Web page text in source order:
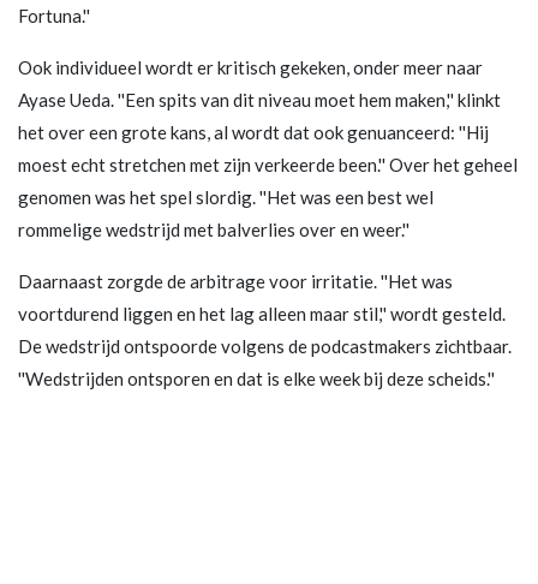
Fortuna.''
Ook individueel wordt er kritisch gekeken, onder meer naar
Ayase Ueda. ''Een spits van dit niveau moet hem maken,'' klinkt
het over een grote kans, al wordt dat ook genuanceerd: ''Hij
moest echt stretchen met zijn verkeerde been.'' Over het geheel
genomen was het spel slordig. ''Het was een best wel
rommelige wedstrijd met balverlies over en weer.''
Daarnaast zorgde de arbitrage voor irritatie. ''Het was
voortdurend liggen en het lag alleen maar stil,'' wordt gesteld.
De wedstrijd ontspoorde volgens de podcastmakers zichtbaar.
''Wedstrijden ontsporen en dat is elke week bij deze scheids.''